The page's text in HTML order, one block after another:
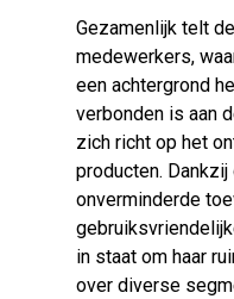
Gezamenlijk telt
medewerkers,
een achtergrond
verbonden is aan
zich richt op het
producten.
onverminderde
in staat om haar
over diverse